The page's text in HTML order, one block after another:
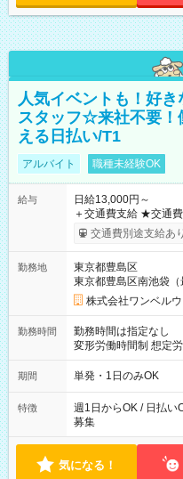
人気イベントも！好
スタッフ☆来社不要！
える日払い/T1
アルバイト 職種未経験OK
給与
日給13,000円～
＋交通費支給 ★交通費全額支給！ ┗案件により規定あり ★日払
いOK！（規定あり）
ンビニATMから 日払い分を
交通費別途支給あり
勤務地
東京都豊島区
東京都豊島区南池袋（
株式会社ワンベル
勤務時間
勤務時間は指定なし
変形労働時間制 想定労働時間160
～21：00
期間 単発・1日のみOK
特徴
週1日からOK / 日払い
募集
気になる！